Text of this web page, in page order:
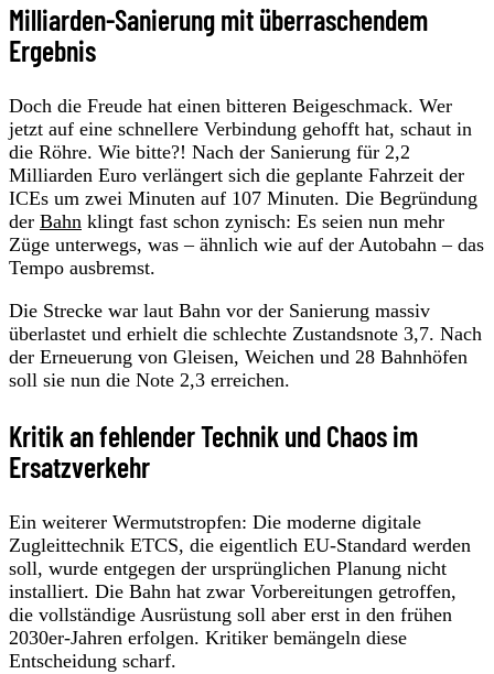
Milliarden-Sanierung mit überraschendem
Ergebnis
Doch die Freude hat einen bitteren Beigeschmack. Wer
jetzt auf eine schnellere Verbindung gehofft hat, schaut in
die Röhre. Wie bitte?! Nach der Sanierung für 2,2
Milliarden Euro verlängert sich die geplante Fahrzeit der
ICEs um zwei Minuten auf 107 Minuten. Die Begründung
der Bahn klingt fast schon zynisch: Es seien nun mehr
Züge unterwegs, was – ähnlich wie auf der Autobahn – das
Tempo ausbremst.
Die Strecke war laut Bahn vor der Sanierung massiv
überlastet und erhielt die schlechte Zustandsnote 3,7. Nach
der Erneuerung von Gleisen, Weichen und 28 Bahnhöfen
soll sie nun die Note 2,3 erreichen.
Kritik an fehlender Technik und Chaos im
Ersatzverkehr
Ein weiterer Wermutstropfen: Die moderne digitale
Zugleittechnik ETCS, die eigentlich EU-Standard werden
soll, wurde entgegen der ursprünglichen Planung nicht
installiert. Die Bahn hat zwar Vorbereitungen getroffen,
die vollständige Ausrüstung soll aber erst in den frühen
2030er-Jahren erfolgen. Kritiker bemängeln diese
Entscheidung scharf.